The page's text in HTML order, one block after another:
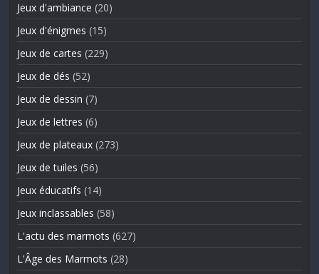
Jeux d'ambiance (20)
Jeux d'énigmes (15)
Jeux de cartes (229)
Jeux de dés (52)
Jeux de dessin (7)
Jeux de lettres (6)
Jeux de plateaux (273)
Jeux de tuiles (56)
Jeux éducatifs (14)
Jeux inclassables (58)
L'actu des marmots (627)
L'Âge des Marmots (28)